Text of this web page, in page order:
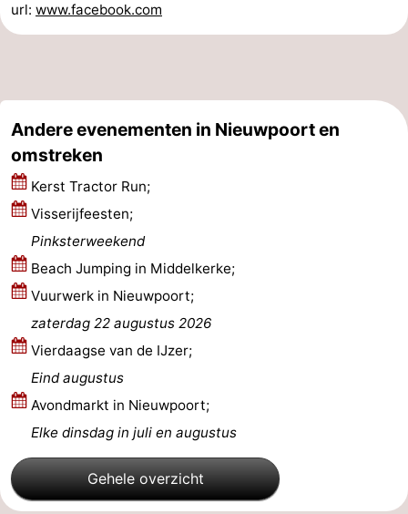
Brugge
-
Kust
-
Natuur
Het
Zwin
-
Knokke-
Heist
Zeebrugge
-
Blankenberge
Wenduine
-
De
Haan
-
Bredene
Oostende
-
url: www.facebook.com
Andere evenementen in Nieuwpoort en
omstreken
Kerst Tractor Run;
Visserijfeesten;
Pinksterweekend
Beach Jumping in Middelkerke;
Vuurwerk in Nieuwpoort;
zaterdag 22 augustus 2026
Vierdaagse van de IJzer;
Eind augustus
Avondmarkt in Nieuwpoort;
Elke dinsdag in juli en augustus
Gehele overzicht